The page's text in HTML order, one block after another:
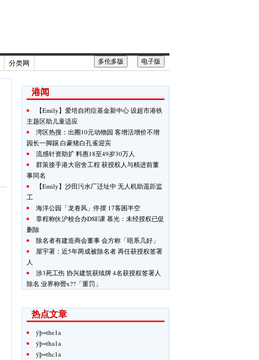
分类网 电子版
多伦多版
港闻
【Emily】爱培自闭症基金新中心 设超市港铁
主题区助儿童适应
湾区热搜：出圈10元动物园 客增活增价不增
园长一脚踢 白豪猪白孔雀迎宾
流感针资助扩 料惠18至49岁30万人
群策接手港大宿舍工程 获授权人与精进前董
事同名
【Emily】沙田污水厂迁址中 无人机助遥距监
工
海洋公园「龙卷风」停摆 17客困半空
章程称伙沪校合办DSE课 慕光：未经授权已促
删除
除名者有建造商会董事 会方称「唔系几好」
屋宇署：近5年两成被除名者 再任获授权签署
人
涉3死工伤 协兴建筑获续牌 4名获授权签署人
除名 业界称罾x??「重罚」
热点文章
ÿþ=the1a
ÿþ=tha1a
ÿþ=thc1a